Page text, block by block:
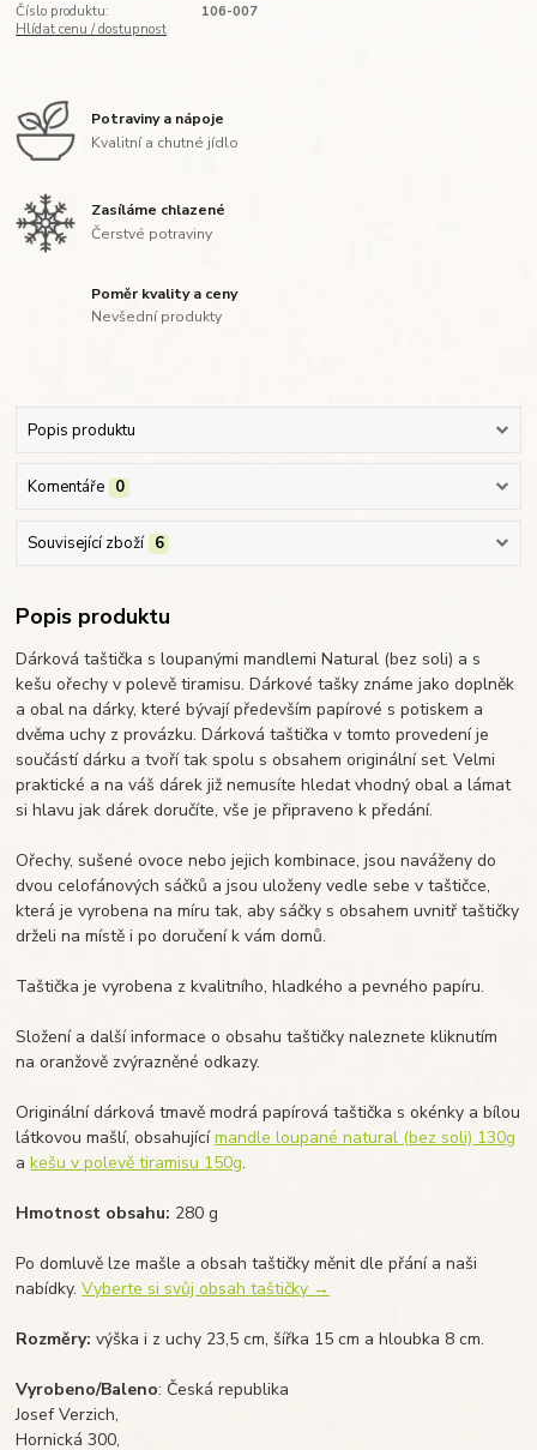
Číslo produktu:
106-007
Hlídat cenu / dostupnost
Potraviny a nápoje
Kvalitní a chutné jídlo
Zasíláme chlazené
Čerstvé potraviny
Poměr kvality a ceny
Nevšední produkty
Popis produktu
Komentáře 0
Související zboží 6
Popis produktu
Dárková taštička s loupanými mandlemi Natural (bez soli) a s
kešu ořechy v polevě tiramisu. Dárkové tašky známe jako doplněk
a obal na dárky, které bývají především papírové s potiskem a
dvěma uchy z provázku. Dárková taštička v tomto provedení je
součástí dárku a tvoří tak spolu s obsahem originální set. Velmi
praktické a na váš dárek již nemusíte hledat vhodný obal a lámat
si hlavu jak dárek doručíte, vše je připraveno k předání.
Ořechy, sušené ovoce nebo jejich kombinace, jsou naváženy do
dvou celofánových sáčků a jsou uloženy vedle sebe v taštičce,
která je vyrobena na míru tak, aby sáčky s obsahem uvnitř taštičky
drželi na místě i po doručení k vám domů.
Taštička je vyrobena z kvalitního, hladkého a pevného papíru.
Složení a další informace o obsahu taštičky naleznete kliknutím
na oranžově zvýrazněné odkazy.
Originální dárková tmavě modrá papírová taštička s okénky a bílou
látkovou mašlí, obsahujícímandle loupané natural (bez soli) 130g
akešu v polevě tiramisu 150g.
Hmotnost obsahu: 280 g
Po domluvě lze mašle a obsah taštičky měnit dle přání a naši
nabídky.Vyberte si svůj obsah taštičky →
Rozměry:výška i z uchy 23,5 cm, šířka 15 cm a hloubka 8 cm.
Vyrobeno/Baleno: Česká republika
Josef Verzich,
Hornická 300,